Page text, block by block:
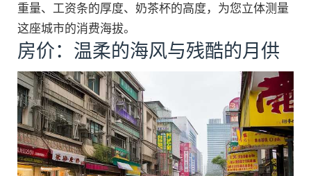
重量、工资条的厚度、奶茶杯的高度，为您立体测量
这座城市的消费海拔。
房价：温柔的海风与残酷的月供